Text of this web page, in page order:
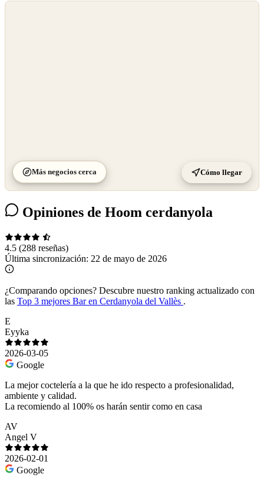
Más negocios cerca Cómo llegar
Opiniones de Hoom cerdanyola
4.5 (288 reseñas)
Última sincronización: 22 de mayo de 2026
¿Comparando opciones? Descubre nuestro ranking actualizado con
las Top 3 mejores Bar en Cerdanyola del Vallès .
E
Eyyka
2026-03-05
Google
La mejor coctelería a la que he ido respecto a profesionalidad,
ambiente y calidad.
La recomiendo al 100% os harán sentir como en casa
AV
Angel V
2026-02-01
Google